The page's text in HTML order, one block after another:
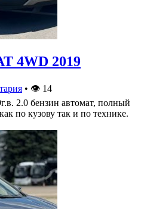
4WD 2019
• 👁 14
2.0 бензин автомат, полный
по кузову так и по технике.